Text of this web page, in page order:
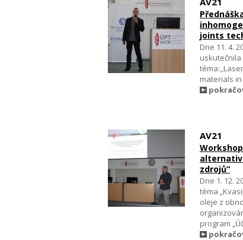
joints
Dne 11. 4.
materials
AV21
zdrojů“
Dne 1. 12.
téma
oleje z
program